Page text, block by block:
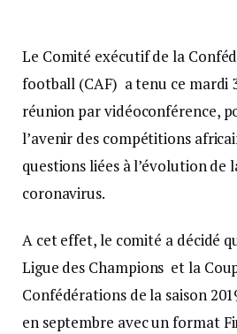
Le Comité exécutif de la
football (CAF) a tenu ce mardi
réunion par vidéoconférence,
l’avenir des compétitions
questions liées à l’évolution de
coronavirus.
A cet effet, le comité a décidé
Ligue des Champions et la
Confédérations de la saison
en septembre avec un format